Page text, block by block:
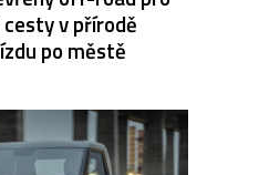
v přírodě
po městě